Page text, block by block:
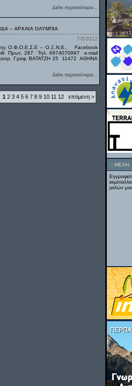
Δείτε περισσότερα...
– ΑΡΧΑΙΑ ΟΛΥΜΠΙΑ
7/5/2012
της Ο.Φ.Ο.Ε.Σ.Ε – Ο.Ξ.Ν.Ε.. Facebook
Τηλ. 6974070997 e-mail
25 11472 ΑΘΗΝΑ
Δείτε περισσότερα...
1 2 3 4 5 6 7 8 9 10 11 12 επόμενη >
:: ΜΕΛΗ
μελών